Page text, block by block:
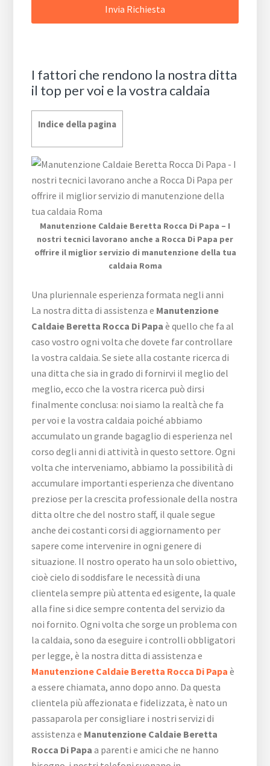
I fattori che rendono la nostra ditta
il top per voi e la vostra caldaia
Indice della pagina
Manutenzione Caldaie Beretta Rocca Di Papa – I
nostri tecnici lavorano anche a Rocca Di Papa per
offrire il miglior servizio di manutenzione della tua
caldaia Roma
Una pluriennale esperienza formata negli anni
La nostra ditta di assistenza e Manutenzione
Caldaie Beretta Rocca Di Papa è quello che fa al
caso vostro ogni volta che dovete far controllare
la vostra caldaia. Se siete alla costante ricerca di
una ditta che sia in grado di fornirvi il meglio del
meglio, ecco che la vostra ricerca può dirsi
finalmente conclusa: noi siamo la realtà che fa
per voi e la vostra caldaia poiché abbiamo
accumulato un grande bagaglio di esperienza nel
corso degli anni di attività in questo settore. Ogni
volta che interveniamo, abbiamo la possibilità di
accumulare importanti esperienza che diventano
preziose per la crescita professionale della nostra
ditta oltre che del nostro staff, il quale segue
anche dei costanti corsi di aggiornamento per
sapere come intervenire in ogni genere di
situazione. Il nostro operato ha un solo obiettivo,
cioè cielo di soddisfare le necessità di una
clientela sempre più attenta ed esigente, la quale
alla fine si dice sempre contenta del servizio da
noi fornito. Ogni volta che sorge un problema con
la caldaia, sono da eseguire i controlli obbligatori
per legge, è la nostra ditta di assistenza e
Manutenzione Caldaie Beretta Rocca Di Papa è
a essere chiamata, anno dopo anno. Da questa
clientela più affezionata e fidelizzata, è nato un
passaparola per consigliare i nostri servizi di
assistenza e Manutenzione Caldaie Beretta
Rocca Di Papa a parenti e amici che ne hanno